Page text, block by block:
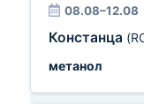
08.08–12.08
Констанца
метанол